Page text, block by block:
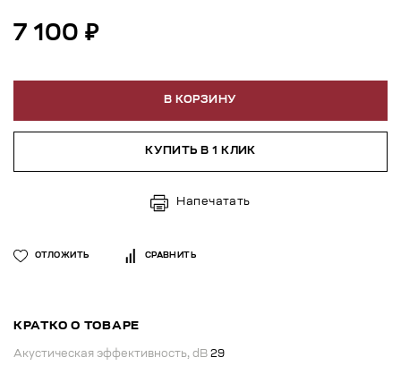
7 100 ₽
В КОРЗИНУ
КУПИТЬ В 1 КЛИК
Напечатать
ОТЛОЖИТЬ СРАВНИТЬ
КРАТКО О ТОВАРЕ
Акустическая эффективность, dB 29